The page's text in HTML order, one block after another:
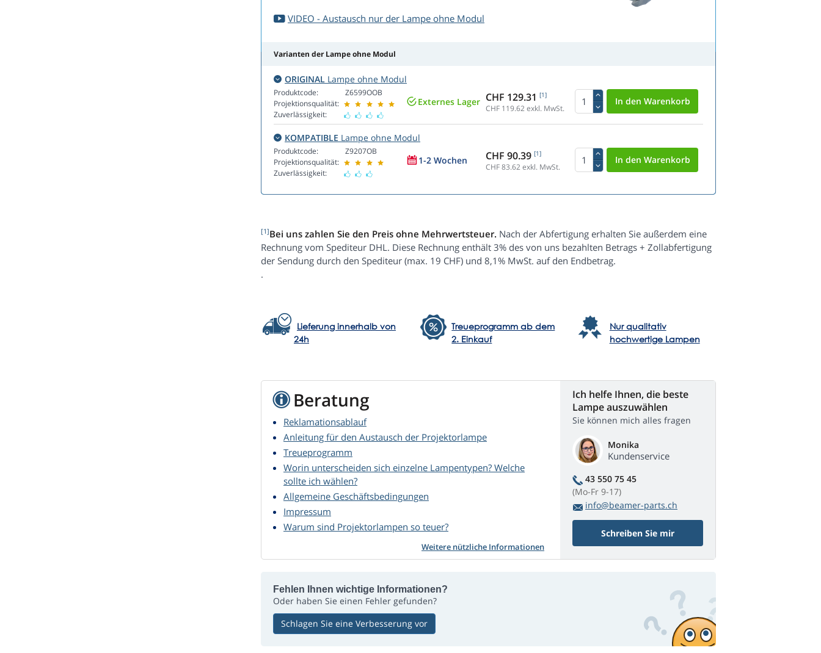
VIDEO - Austausch nur der Lampe ohne Modul
Varianten der Lampe ohne Modul
ORIGINAL Lampe ohne Modul
Produktcode:
Projektionsqualität:
Zuverlässigkeit:
Z6599OOB
Externes Lager CHF 129.31 [1]
CHF 119.62exkl. MwSt.
KOMPATIBLE Lampe ohne Modul
Produktcode:
Projektionsqualität:
Zuverlässigkeit:
Z9207OB
1-2 Wochen CHF 90.39 [1]
CHF 83.62exkl. MwSt.
[1]Bei uns zahlen Sie den Preis ohne Mehrwertsteuer. Nach der Abfertigung erhalten Sie außerdem eine
Rechnung vom Spediteur DHL. Diese Rechnung enthält 3% des von uns bezahlten Betrags + Zollabfertigung
der Sendung durch den Spediteur (max. 19 CHF) und 8,1% MwSt. auf den Endbetrag.
.
Lieferung innerhalb von
24h
Treueprogramm ab dem
2. Einkauf
Nur qualitativ
hochwertige Lampen
Beratung
Reklamationsablauf
Anleitung für den Austausch der Projektorlampe
Treueprogramm
Worin unterscheiden sich einzelne Lampentypen? Welche
sollte ich wählen?
Allgemeine Geschäftsbedingungen
Impressum
Warum sind Projektorlampen so teuer?
Weitere nützliche Informationen
Ich helfe Ihnen, die beste
Lampe auszuwählen
Sie können mich alles fragen
Monika
Kundenservice
43 550 75 45
(Mo-Fr 9-17)
info@beamer-parts.ch
Schreiben Sie mir
Fehlen Ihnen wichtige Informationen?
Oder haben Sie einen Fehler gefunden?
Schlagen Sie eine Verbesserung vor